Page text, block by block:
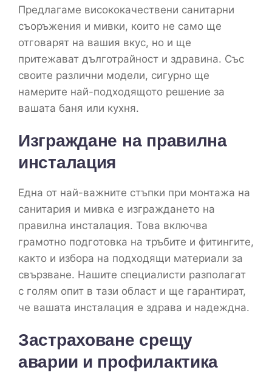
Предлагаме висококачествени санитарни
съоръжения и мивки, които не само ще
отговарят на вашия вкус, но и ще
притежават дълготрайност и здравина. Със
своите различни модели, сигурно ще
намерите най-подходящото решение за
вашата баня или кухня.
Изграждане на правилна
инсталация
Една от най-важните стъпки при монтажа на
санитария и мивка е изграждането на
правилна инсталация. Това включва
грамотно подготовка на тръбите и фитингите,
както и избора на подходящи материали за
свързване. Нашите специалисти разполагат
с голям опит в тази област и ще гарантират,
че вашата инсталация е здрава и надеждна.
Застраховане срещу
аварии и профилактика